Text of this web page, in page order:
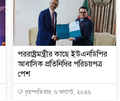
পররাষ্ট্রমন্ত্রীর কা‌ছে ইউএনডিপির
আবাসিক প্রতিনিধির পরিচয়পত্র
পেশ
বৃহস্পতিবার, ৬ অগাস্ট, ২০২৬